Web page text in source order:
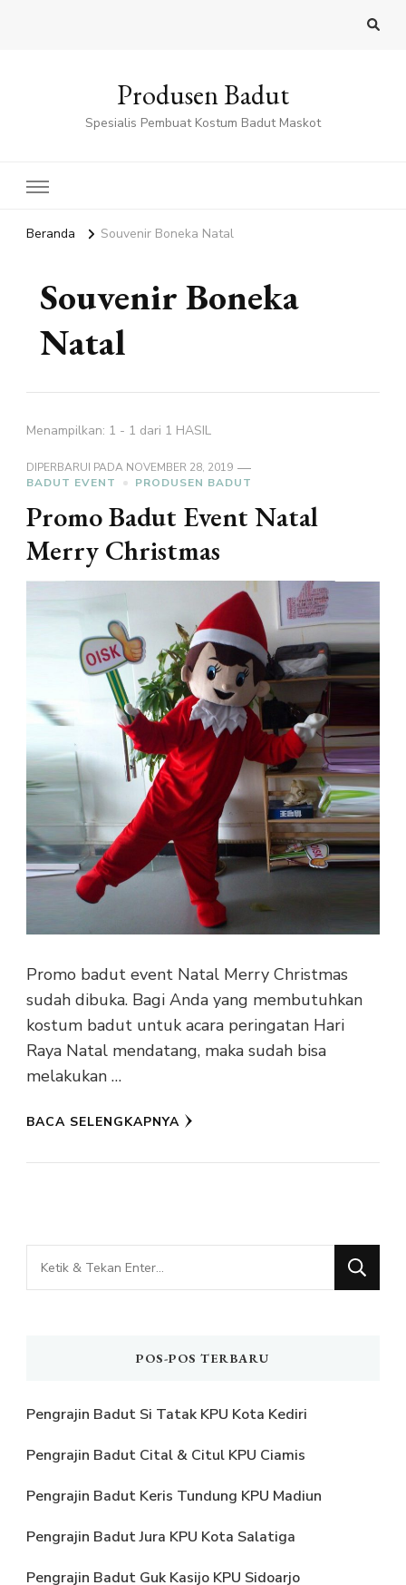
Produsen Badut
Spesialis Pembuat Kostum Badut Maskot
Beranda Souvenir Boneka Natal
Souvenir Boneka
Natal
Menampilkan: 1 - 1 dari 1 HASIL
DIPERBARUI PADA NOVEMBER 28, 2019
BADUT EVENT
PRODUSEN BADUT
Promo Badut Event Natal
Merry Christmas
Promo badut event Natal Merry Christmas
sudah dibuka. Bagi Anda yang membutuhkan
kostum badut untuk acara peringatan Hari
Raya Natal mendatang, maka sudah bisa
melakukan …
BACA SELENGKAPNYA
Mencari
Sesuatu?
POS-POS TERBARU
Pengrajin Badut Si Tatak KPU Kota Kediri
Pengrajin Badut Cital & Citul KPU Ciamis
Pengrajin Badut Keris Tundung KPU Madiun
Pengrajin Badut Jura KPU Kota Salatiga
Pengrajin Badut Guk Kasijo KPU Sidoarjo